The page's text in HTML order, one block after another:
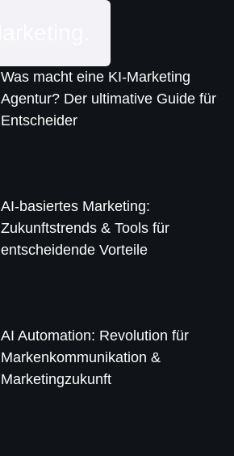
Was macht eine KI-Marketing
Agentur? Der ultimative Guide für
Entscheider
AI-basiertes Marketing:
Zukunftstrends & Tools für
entscheidende Vorteile
AI Automation: Revolution für
Markenkommunikation &
Marketingzukunft